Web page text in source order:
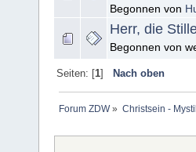
Begonnen von
Herr, die
Begonnen von
Seiten: [1] Nach oben
Forum ZDW» Christsein -